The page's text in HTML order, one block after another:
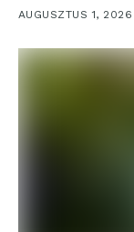
AUGUSZTUS 1, 2026